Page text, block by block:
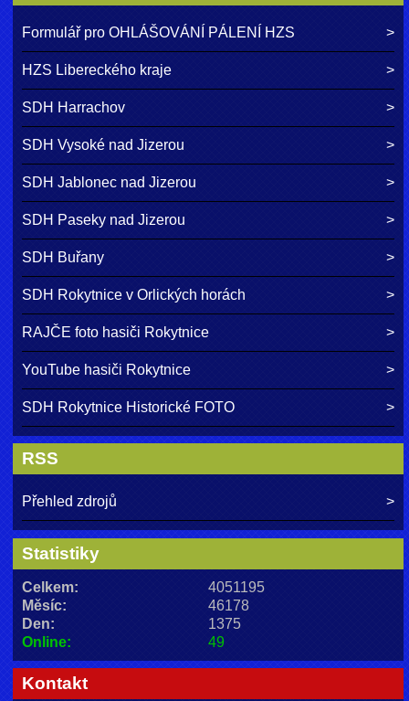
Formulář pro OHLÁŠOVÁNÍ PÁLENÍ HZS
HZS Libereckého kraje
SDH Harrachov
SDH Vysoké nad Jizerou
SDH Jablonec nad Jizerou
SDH Paseky nad Jizerou
SDH Buřany
SDH Rokytnice v Orlických horách
RAJČE foto hasiči Rokytnice
YouTube hasiči Rokytnice
SDH Rokytnice Historické FOTO
RSS
Přehled zdrojů
Statistiky
Online: 49
Celkem:
4051195
Měsíc:
46178
Den:
1375
Kontakt